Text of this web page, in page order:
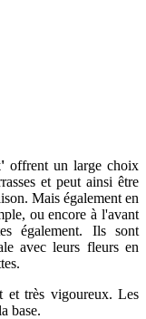
offrent un large choix
et peut ainsi être
Mais également en
ou encore à l'avant
également. Ils sont
avec leurs fleurs en
et très vigoureux. Les
base.